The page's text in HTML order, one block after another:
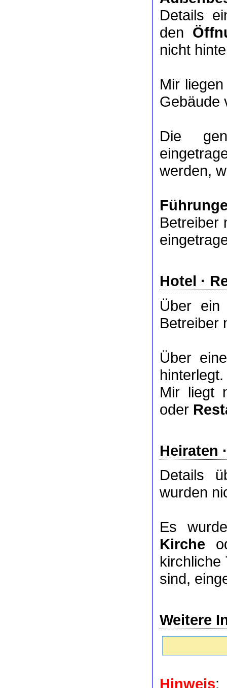
Details
den
nicht
Mir
Gebäude
Die
werden,
Betreiber
Hotel ·
Über
Betreiber
Über
hinterlegt.
Mir liegt
oder
Heiraten
Details
wurden
Es
Kirche
kirchliche
sind,
Weitere
Hinweis: